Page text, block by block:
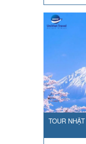
TOUR